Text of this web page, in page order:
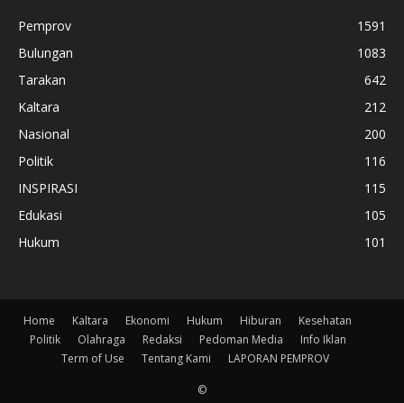
Pemprov
1591
Bulungan
1083
Tarakan
642
Kaltara
212
Nasional
200
Politik
116
INSPIRASI
115
Edukasi
105
Hukum
101
Home Kaltara Ekonomi Hukum Hiburan
Kesehatan
Politik
Olahraga Redaksi Pedoman Media
Info Iklan
Term of Use
Tentang Kami LAPORAN PEMPROV
©